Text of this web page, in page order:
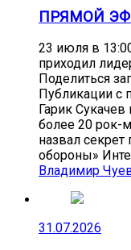
ПРЯМОЙ
23 июля в
приходил
Поделиться
Публикации с
Гарик
более 20 рок-
назвал секрет
обороны»
Владимир
31.07.2026